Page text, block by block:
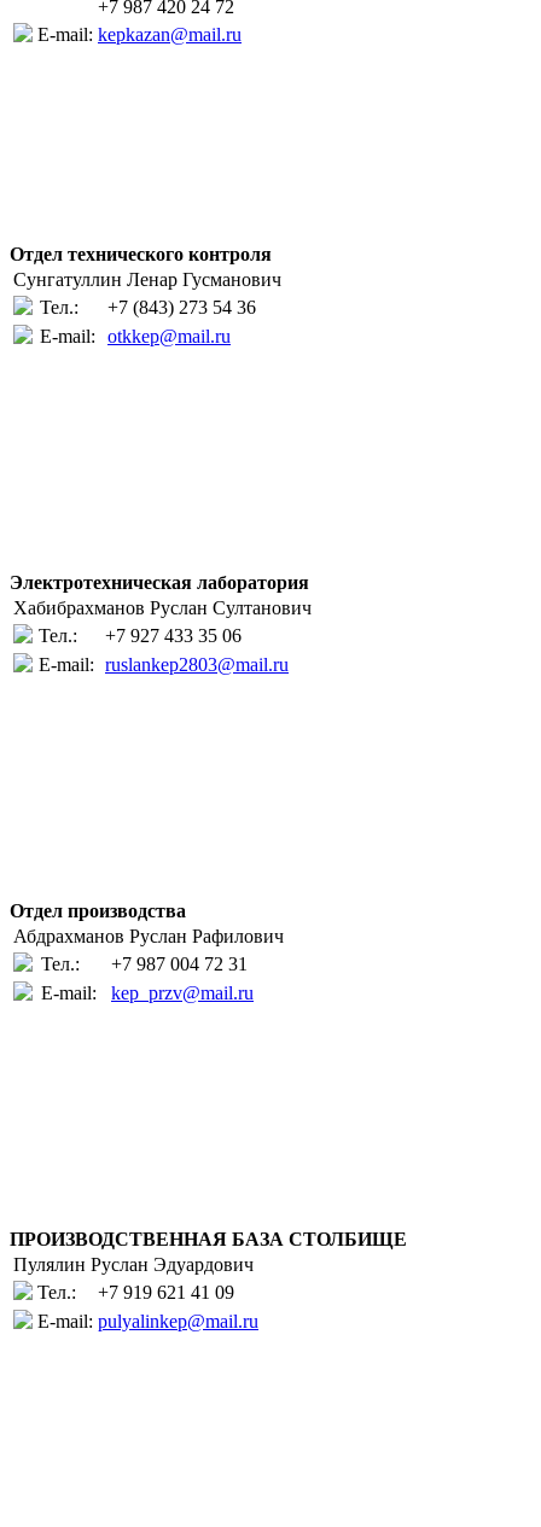
+7 987 420 24 72
E-mail: kepkazan@mail.ru
Отдел технического контроля
Сунгатуллин Ленар Гусманович
Тел.:
+7 (843) 273 54 36
E-mail:
otkkep@mail.ru
Электротехническая лаборатория
Хабибрахманов Руслан Султанович
Тел.:
+7 927 433 35 06
E-mail: ruslankep2803@mail.ru
Отдел производства
Абдрахманов Руслан Рафилович
Тел.:
+7 987 004 72 31
E-mail:
kep_przv@mail.ru
ПРОИЗВОДСТВЕННАЯ БАЗА СТОЛБИЩЕ
Пулялин Руслан Эдуардович
Тел.:
+7 919 621 41 09
E-mail: pulyalinkep@mail.ru